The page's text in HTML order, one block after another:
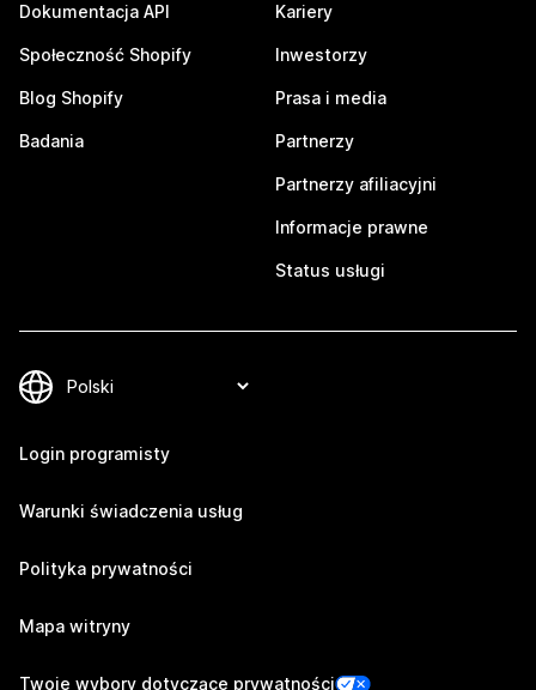
Dokumentacja API
Społeczność Shopify
Blog Shopify
Badania
Kariery
Inwestorzy
Prasa i media
Partnerzy
Partnerzy afiliacyjni
Informacje prawne
Status usługi
Login programisty
Warunki świadczenia usług
Polityka prywatności
Mapa witryny
Twoje wybory dotyczące prywatności